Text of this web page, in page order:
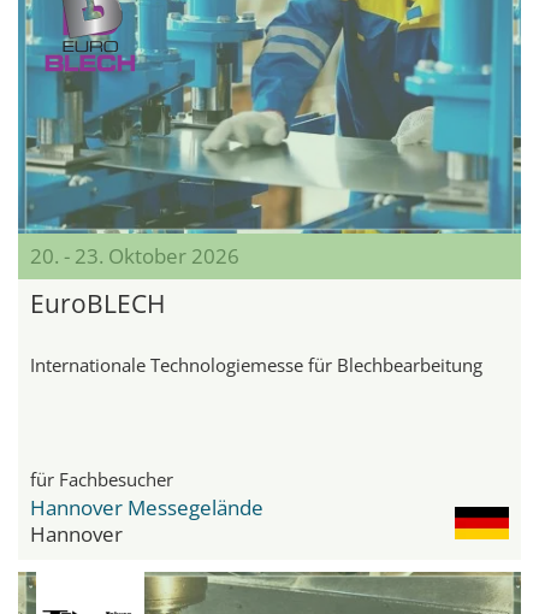
20. - 23. Oktober 2026
EuroBLECH
Internationale Technologiemesse für Blechbearbeitung
für Fachbesucher
Hannover Messegelände
Hannover